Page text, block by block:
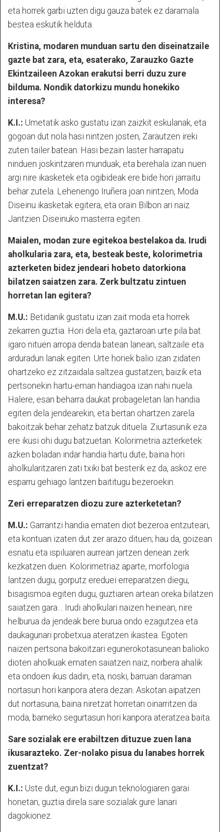
eta horrek garbi uzten digu gauza batek ez daramala
bestea eskutik helduta.
Kristina, modaren munduan sartu den diseinatzaile
gazte bat zara, eta, esaterako, Zarauzko Gazte
Ekintzaileen Azokan erakutsi berri duzu zure
bilduma. Nondik datorkizu mundu honekiko
interesa?
K.I.: Umetatik asko gustatu izan zaizkit eskulanak, eta
gogoan dut nola hasi nintzen josten, Zarautzen ireki
zuten tailer batean. Hasi bezain laster harrapatu
ninduen joskintzaren munduak, eta berehala izan nuen
argi nire ikasketek eta ogibideak ere bide hori jarraitu
behar zutela. Lehenengo Iruñera joan nintzen, Moda
Diseinu ikasketak egitera, eta orain Bilbon ari naiz
Jantzien Diseinuko masterra egiten.
Maialen, modan zure egitekoa bestelakoa da. Irudi
aholkularia zara, eta, besteak beste, kolorimetria
azterketen bidez jendeari hobeto datorkiona
bilatzen saiatzen zara. Zerk bultzatu zintuen
horretan lan egitera?
M.U.: Betidanik gustatu izan zait moda eta horrek
zekarren guztia. Hori dela eta, gaztaroan urte pila bat
igaro nituen arropa denda batean lanean, saltzaile eta
arduradun lanak egiten. Urte horiek balio izan zidaten
ohartzeko ez zitzaidala saltzea gustatzen, baizik eta
pertsonekin hartu-eman handiagoa izan nahi nuela.
Halere, esan beharra daukat probageletan lan handia
egiten dela jendearekin, eta bertan ohartzen zarela
bakoitzak behar zehatz batzuk dituela. Ziurtasunik eza
ere ikusi ohi dugu batzuetan. Kolorimetria azterketek
azken boladan indar handia hartu dute, baina hori
aholkularitzaren zati txiki bat besterik ez da, askoz ere
esparru gehiago lantzen baititugu bezeroekin.
Zeri erreparatzen diozu zure azterketetan?
M.U.: Garrantzi handia ematen diot bezeroa entzuteari,
eta kontuan izaten dut zer arazo dituen; hau da, goizean
esnatu eta ispiluaren aurrean jartzen denean zerk
kezkatzen duen. Kolorimetriaz aparte, morfologia
lantzen dugu, gorputz ereduei erreparatzen diegu,
bisagismoa egiten dugu, guztiaren artean oreka bilatzen
saiatzen gara… Irudi aholkulari naizen heinean, nire
helburua da jendeak bere burua ondo ezagutzea eta
daukagunari probetxua ateratzen ikastea. Egoten
naizen pertsona bakoitzari egunerokotasunean balioko
dioten aholkuak ematen saiatzen naiz, norbera ahalik
eta ondoen ikus dadin, eta, noski, barruan daraman
nortasun hori kanpora atera dezan. Askotan aipatzen
dut nortasuna, baina niretzat horretan oinarritzen da
moda, barneko segurtasun hori kanpora ateratzea baita.
Sare sozialak ere erabiltzen dituzue zuen lana
ikusarazteko. Zer-nolako pisua du lanabes horrek
zuentzat?
K.I.: Uste dut, egun bizi dugun teknologiaren garai
honetan, guztia direla sare sozialak gure lanari
dagokionez.